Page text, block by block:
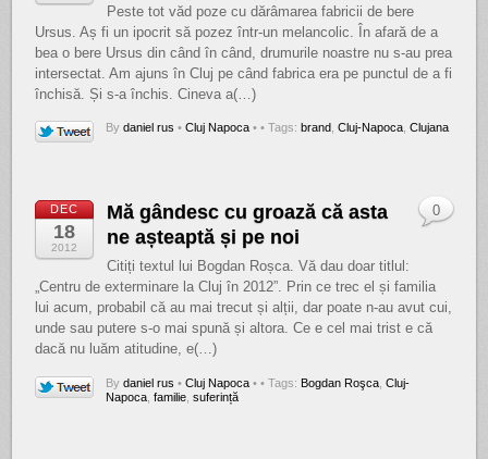
Peste tot văd poze cu dărâmarea fabricii de bere
Ursus. Aș fi un ipocrit să pozez într-un melancolic. În afară de a
bea o bere Ursus din când în când, drumurile noastre nu s-au prea
intersectat. Am ajuns în Cluj pe când fabrica era pe punctul de a fi
închisă. Și s-a închis. Cineva a(…)
Bydaniel rus • Cluj Napoca • • Tags:brand ,Cluj-Napoca ,Clujana
DEC
18
2012
Mă gândesc cu groază că asta
ne așteaptă și pe noi
Citiți textul lui Bogdan Roșca. Vă dau doar titlul:
„Centru de exterminare la Cluj în 2012”. Prin ce trec el și familia
lui acum, probabil că au mai trecut și alții, dar poate n-au avut cui,
unde sau putere s-o mai spună și altora. Ce e cel mai trist e că
dacă nu luăm atitudine, e(…)
Bydaniel rus • Cluj Napoca •
0
• Tags: Bogdan Roşca ,Cluj-
Napoca ,familie ,suferință